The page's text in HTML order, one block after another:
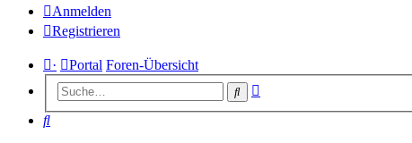
Anmelden
Registrieren
· Portal Foren-Übersicht
Suche
Suche